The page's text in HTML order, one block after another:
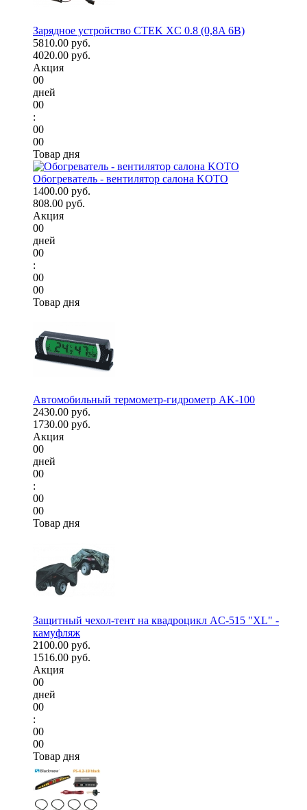
Зарядное устройство CTEK XC 0.8 (0,8A 6В)
5810.00 руб.
4020.00 руб.
Акция
00
дней
00
:
00
00
Товар дня
Обогреватель - вентилятор салона KOTO
1400.00 руб.
808.00 руб.
Акция
00
дней
00
:
00
00
Товар дня
Автомобильный термометр-гидрометр AK-100
2430.00 руб.
1730.00 руб.
Акция
00
дней
00
:
00
00
Товар дня
Защитный чехол-тент на квадроцикл AC-515 "XL" -
камуфляж
2100.00 руб.
1516.00 руб.
Акция
00
дней
00
:
00
00
Товар дня